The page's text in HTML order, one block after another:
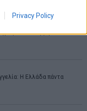
Privacy Policy
Η Ελλάδα πάντα